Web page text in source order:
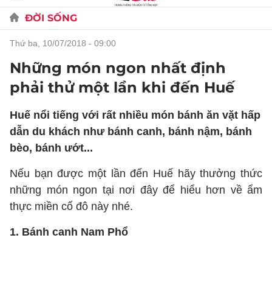
ĐỜI SỐNG
thứ ba, 10/07/2018 - 09:00
Những món ngon nhất định
phải thử một lần khi đến Huế
Huế nổi tiếng với rất nhiều món bánh ăn vặt hấp
dẫn du khách như bánh canh, bánh nậm, bánh
bèo, bánh ướt...
Nếu bạn được một lần đến Huế hãy thưởng thức
những món ngon tại nơi đây để hiểu hơn về ẩm
thực miền cố đô này nhé.
1. Bánh canh Nam Phổ